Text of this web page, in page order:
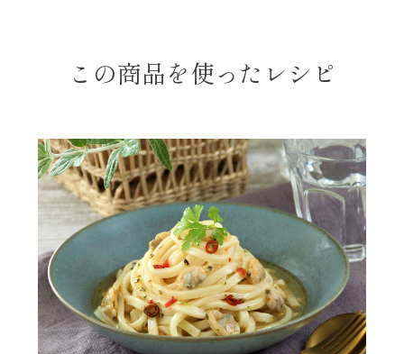
運動会
年末年始
その他
この商品を使ったレシピ